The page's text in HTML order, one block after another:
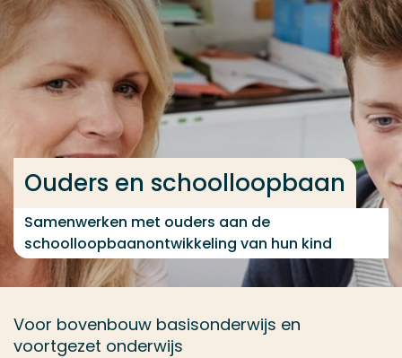
Ga direct naar de content
... > Ouders en schoolloopbaan
Ouders en schoolloopbaan
Samenwerken met ouders aan de
schoolloopbaanontwikkeling van hun kind
Voor bovenbouw basisonderwijs en
voortgezet onderwijs
Veel gezocht
Opleiding
Contact